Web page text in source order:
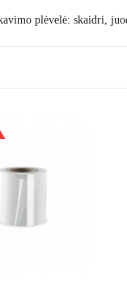
plėvelė: skaidri,